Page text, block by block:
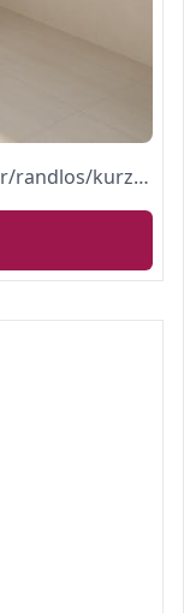
NEG Hänge-WC Uno11RK (Tiefspüler/randlos/kurz) Toilette ohne Unterspülrand mit Duroplast Soft-Close-Deckel und Nano-Beschichtung